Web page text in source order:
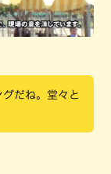
だね。堂々と